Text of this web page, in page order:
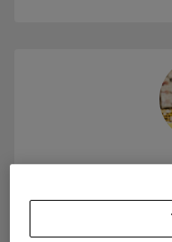
Quels sont les éco-
ELECTRO DEPOT vous
dépenses énergétiques